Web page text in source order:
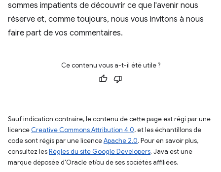
sommes impatients de découvrir ce que l'avenir nous
réserve et, comme toujours, nous vous invitons à nous
faire part de vos commentaires.
Ce contenu vous a-t-il été utile ?
Sauf indication contraire, le contenu de cette page est régi par une
licence Creative Commons Attribution 4.0, et les échantillons de
code sont régis par une licenceApache 2.0. Pour en savoir plus,
consultez lesRègles du site Google Developers. Java est une
marque déposée d'Oracle et/ou de ses sociétés affiliées.